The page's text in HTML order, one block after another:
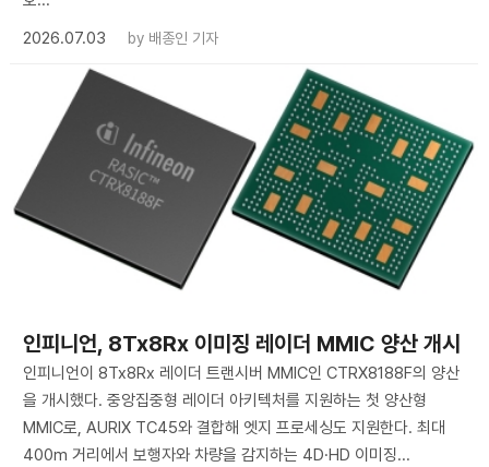
2026.07.03
by 배종인 기자
인피니언, 8Tx8Rx 이미징 레이더 MMIC 양산 개시
인피니언이 8Tx8Rx 레이더 트랜시버 MMIC인 CTRX8188F의 양산
을 개시했다. 중앙집중형 레이더 아키텍처를 지원하는 첫 양산형
MMIC로, AURIX TC45와 결합해 엣지 프로세싱도 지원한다. 최대
400m 거리에서 보행자와 차량을 감지하는 4D·HD 이미징...